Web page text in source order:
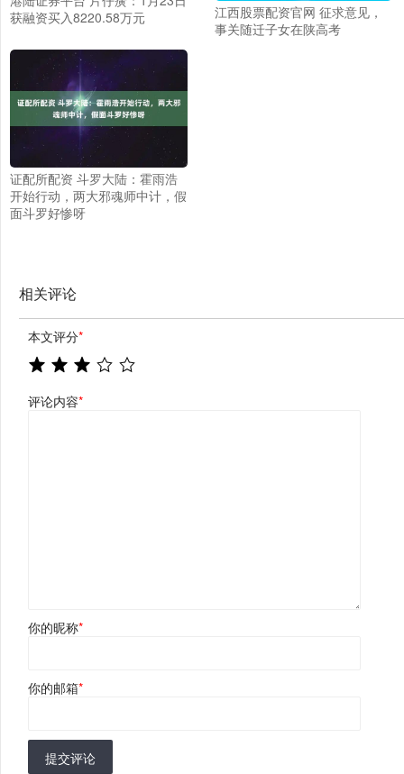
获融资买入8220.58万元
江西股票配资官网 征求意见，
事关随迁子女在陕高考
证配所配资 斗罗大陆：霍雨浩
开始行动，两大邪魂师中计，假
面斗罗好惨呀
相关评论
本文评分*
评论内容*
你的昵称*
你的邮箱*
提交评论